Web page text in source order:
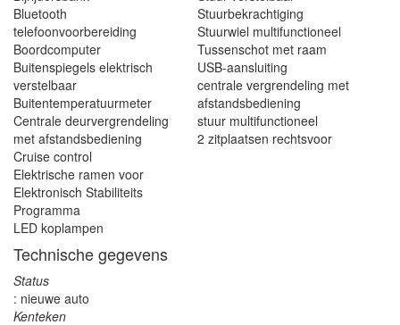
Bluetooth
telefoonvoorbereiding
Boordcomputer
Buitenspiegels elektrisch
verstelbaar
Buitentemperatuurmeter
Centrale deurvergrendeling
met afstandsbediening
Cruise control
Elektrische ramen voor
Elektronisch Stabiliteits
Programma
LED koplampen
Stuurbekrachtiging
Stuurwiel multifunctioneel
Tussenschot met raam
USB-aansluiting
centrale vergrendeling met
afstandsbediening
stuur multifunctioneel
2 zitplaatsen rechtsvoor
Technische gegevens
Status
: nieuwe auto
Kenteken